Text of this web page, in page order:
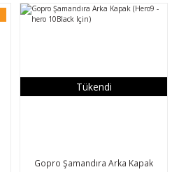
Tükendi
Gopro Şamandıra Arka Kapak